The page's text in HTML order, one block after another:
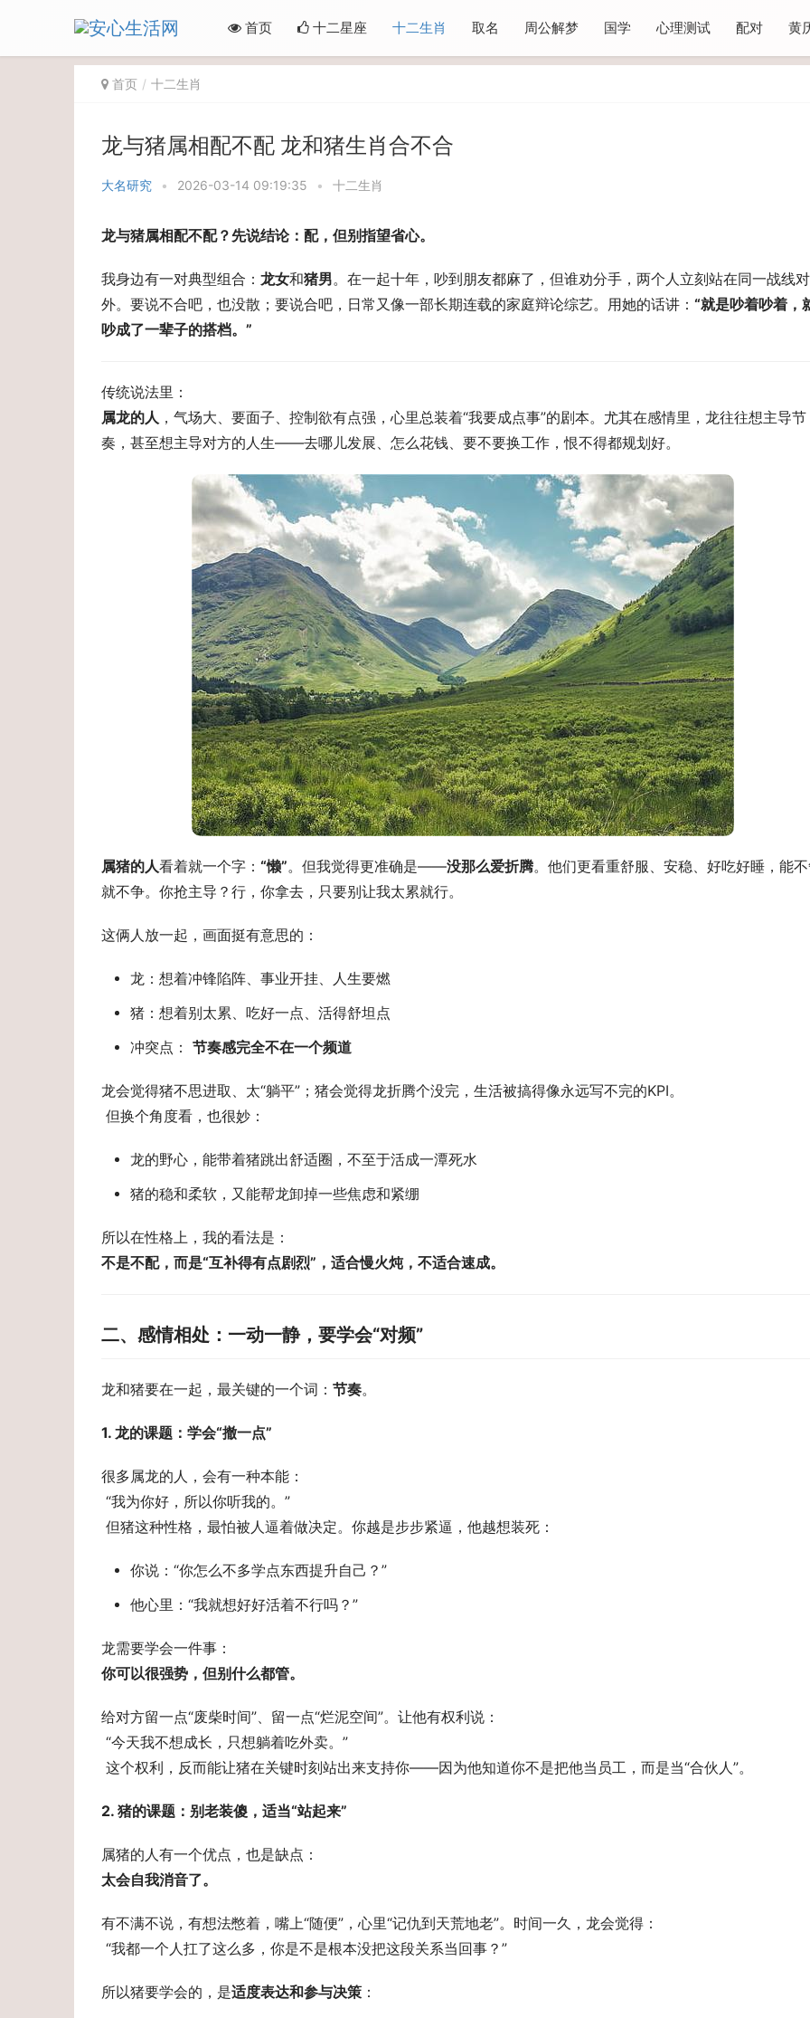
首页 十二星座 十二生肖 取名 周公解梦 国学 心理测试 配对 黄
首页 十二生肖
龙与猪属相配不配 龙和猪生肖合不合
大名研究 • 2026-03-14 09:19:35 • 十二生肖
龙与猪属相配不配？先说结论：配，但别指望省心。
我身边有一对典型组合： 龙女和猪男。在一起十年，吵到朋友都麻了，但谁劝分手，两个人立刻站在同一战线对
外。要说不合吧，也没散；要说合吧，日常又像一部长期连载的家庭辩论综艺。用她的话讲： “就是吵着吵着，
吵成了一辈子的搭档。”
传统说法里：
属龙的人 ，气场大、要面子、控制欲有点强，心里总装着“我要成点事”的剧本。尤其在感情里，龙往往想主导节
奏，甚至想主导对方的人生——去哪儿发展、怎么花钱、要不要换工作，恨不得都规划好。
属猪的人看着就一个字： “懒”。但我觉得更准确是——没那么爱折腾。他们更看重舒服、安稳、好吃好睡，能
就不争。你抢主导？行，你拿去，只要别让我太累就行。
这俩人放一起，画面挺有意思的：
龙：想着冲锋陷阵、事业开挂、人生要燃
猪：想着别太累、吃好一点、活得舒坦点
冲突点： 节奏感完全不在一个频道
龙会觉得猪不思进取、太“躺平”；猪会觉得龙折腾个没完，生活被搞得像永远写不完的KPI。
但换个角度看，也很妙：
龙的野心，能带着猪跳出舒适圈，不至于活成一潭死水
猪的稳和柔软，又能帮龙卸掉一些焦虑和紧绷
所以在性格上，我的看法是：
不是不配，而是“互补得有点剧烈”，适合慢火炖，不适合速成。
二、感情相处：一动一静，要学会“对频”
龙和猪要在一起，最关键的一个词： 节奏。
1. 龙的课题：学会“撤一点”
很多属龙的人，会有一种本能：
“我为你好，所以你听我的。”
但猪这种性格，最怕被人逼着做决定。你越是步步紧逼，他越想装死：
你说：“你怎么不多学点东西提升自己？”
他心里：“我就想好好活着不行吗？”
龙需要学会一件事：
你可以很强势，但别什么都管。
给对方留一点“废柴时间”、留一点“烂泥空间”。让他有权利说：
“今天我不想成长，只想躺着吃外卖。”
这个权利，反而能让猪在关键时刻站出来支持你——因为他知道你不是把他当员工，而是当“合伙人”。
2. 猪的课题：别老装傻，适当“站起来”
属猪的人有一个优点，也是缺点：
太会自我消音了。
有不满不说，有想法憋着，嘴上“随便”，心里“记仇到天荒地老”。时间一久，龙会觉得：
“我都一个人扛了这么多，你是不是根本没把这段关系当回事？”
所以猪要学会的，是适度表达和参与决策 ：